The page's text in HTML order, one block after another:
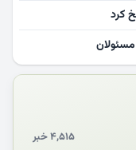
کرد
۴,۵۱۵ خبر